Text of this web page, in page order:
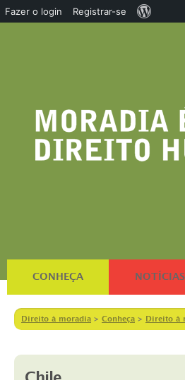
CONHEÇA NOTÍCIAS
Direito à moradia > Conheça > Direito à
Fazer o login Registrar-se